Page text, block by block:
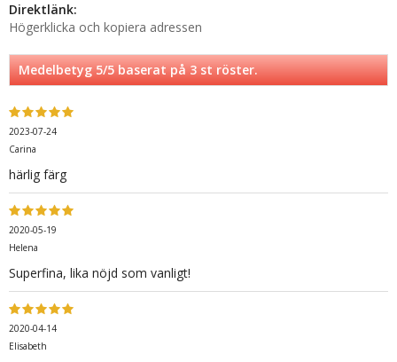
Direktlänk:
Högerklicka och kopiera adressen
Medelbetyg5/5 baserat på3st röster.
2023-07-24
Carina
härlig färg
2020-05-19
Helena
Superfina, lika nöjd som vanligt!
2020-04-14
Elisabeth